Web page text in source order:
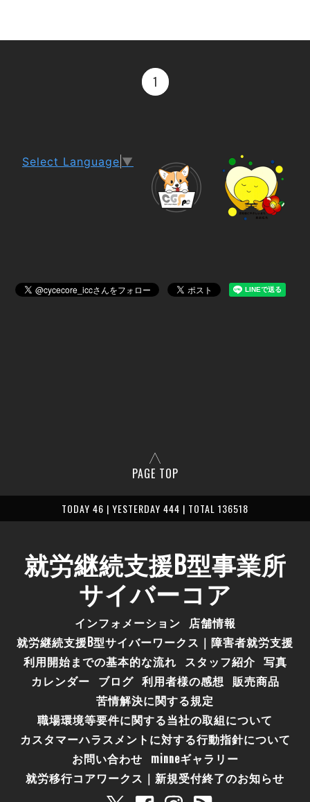
1
Select Language ▼
PAGE TOP
TODAY 46 | YESTERDAY 444 | TOTAL 136518
就労継続支援B型事業所
サイバーコア
インフォメーション
店舗情報
就労継続支援B型サイバーワークス｜障害者就労支援
利用開始までの基本的な流れ
スタッフ紹介 写真
カレンダー ブログ 利用者様の感想
販売商品
苦情解決に関する規定
職場環境等要件に関する当社の取組について
カスタマーハラスメントに対する行動指針について
お問い合わせ minneギャラリー
就労移行コアワークス｜新規受付終了のお知らせ